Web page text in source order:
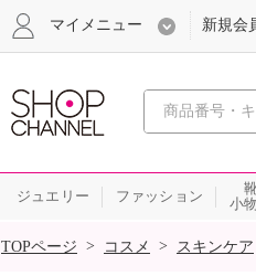
心お
マイメニュー 新規会
ジュエリー ファッション
小
SALE
TOPページ > コスメ > スキンケア